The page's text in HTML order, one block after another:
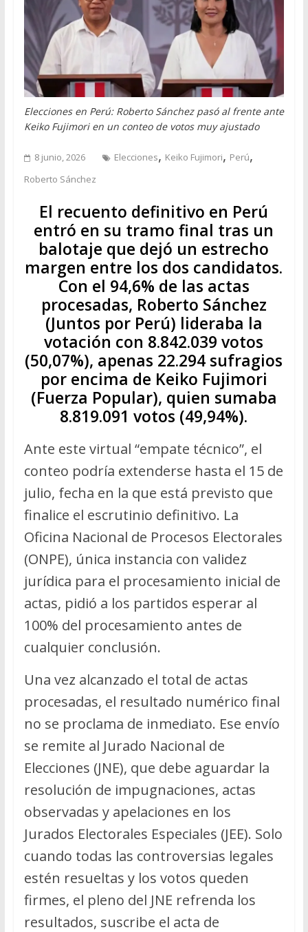
Elecciones en Perú: Roberto Sánchez pasó al frente ante
Keiko Fujimori en un conteo de votos muy ajustado
8 junio, 2026 Elecciones, Keiko Fujimori, Perú,
Roberto Sánchez
El recuento definitivo en Perú
entró en su tramo final tras un
balotaje que dejó un estrecho
margen entre los dos candidatos.
Con el 94,6% de las actas
procesadas, Roberto Sánchez
(Juntos por Perú) lideraba la
votación con 8.842.039 votos
(50,07%), apenas 22.294 sufragios
por encima de Keiko Fujimori
(Fuerza Popular), quien sumaba
8.819.091 votos (49,94%).
Ante este virtual “empate técnico”, el
conteo podría extenderse hasta el 15 de
julio, fecha en la que está previsto que
finalice el escrutinio definitivo. La
Oficina Nacional de Procesos Electorales
(ONPE), única instancia con validez
jurídica para el procesamiento inicial de
actas, pidió a los partidos esperar al
100% del procesamiento antes de
cualquier conclusión.
Una vez alcanzado el total de actas
procesadas, el resultado numérico final
no se proclama de inmediato. Ese envío
se remite al Jurado Nacional de
Elecciones (JNE), que debe aguardar la
resolución de impugnaciones, actas
observadas y apelaciones en los
Jurados Electorales Especiales (JEE). Solo
cuando todas las controversias legales
estén resueltas y los votos queden
firmes, el pleno del JNE refrenda los
resultados, suscribe el acta de